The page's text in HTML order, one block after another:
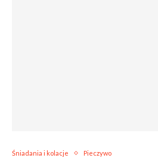
Śniadania i kolacje Pieczywo